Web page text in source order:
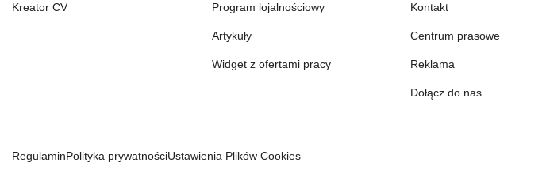
Kreator CV Program lojalnościowy
Artykuły
Widget z ofertami pracy
Kontakt
Centrum prasowe
Reklama
Dołącz do nas
RegulaminPolityka prywatnościUstawienia Plików Cookies